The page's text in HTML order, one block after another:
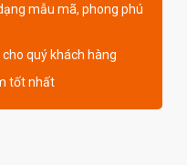
mẫu mã, phong phú
quý khách hàng
tốt nhất